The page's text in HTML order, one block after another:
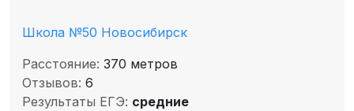
Школа №50 Новосибирск
Расстояние: 370 метров
Отзывов: 6
Результаты ЕГЭ: средние